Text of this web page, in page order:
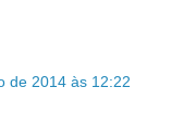
de 2014 às 12:22